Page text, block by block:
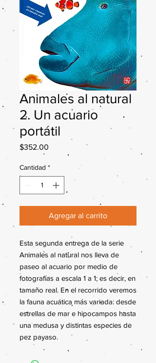
Animales al natural
2. Un acuario
portátil
$352.00
Cantidad *
Agregar al carrito
Esta segunda entrega de la serie
Animales al natural nos lleva de
paseo al acuario por medio de
fotografías a escala 1 a 1; es decir, en
tamaño real. En el recorrido veremos
la fauna acuática más variada: desde
estrellas de mar e hipocampos hasta
una medusa y distintas especies de
pez payaso.